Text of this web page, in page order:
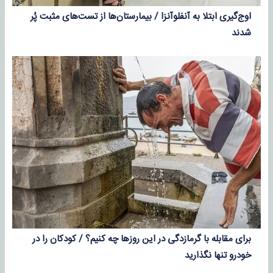
اوج‌گیری ابتلا به آنفلوآنزا / بیمارستان‌ها از تست‌های مثبت پُر
شدند
برای مقابله با گرمازدگی در این روزها چه کنیم؟ / کودکان را در
خودرو تنها نگذارید